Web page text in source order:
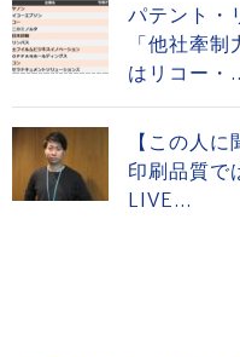
パテント
「他社牽
はリコー・
【この人
印刷品質
LIVE...